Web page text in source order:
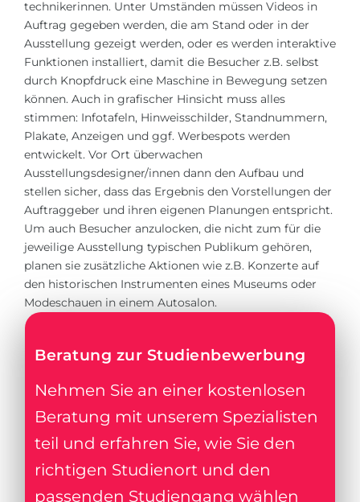
technikerinnen. Unter Umständen müssen Videos in
Auftrag gegeben werden, die am Stand oder in der
Ausstellung gezeigt werden, oder es werden interaktive
Funktionen installiert, damit die Besucher z.B. selbst
durch Knopfdruck eine Maschine in Bewegung setzen
können. Auch in grafischer Hinsicht muss alles
stimmen: Infotafeln, Hinweisschilder, Standnummern,
Plakate, Anzeigen und ggf. Werbespots werden
entwickelt. Vor Ort überwachen
Ausstellungsdesigner/innen dann den Aufbau und
stellen sicher, dass das Ergebnis den Vorstellungen der
Auftraggeber und ihren eigenen Planungen entspricht.
Um auch Besucher anzulocken, die nicht zum für die
jeweilige Ausstellung typischen Publikum gehören,
planen sie zusätzliche Aktionen wie z.B. Konzerte auf
den historischen Instrumenten eines Museums oder
Modeschauen in einem Autosalon.
Beratung zur Studienbewerbung
Nehmen Sie an einer kostenlosen
Beratung mit unserem Spezialisten
teil und erfahren Sie, wie Sie den
richtigen Studienort und den
passenden Studiengang wählen